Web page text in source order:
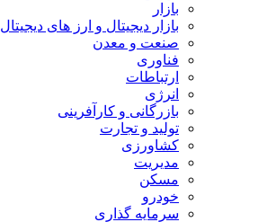
بازار
بازار دیجیتال و ارز های دیجیتال
صنعت و معدن
فناوری
ارتباطات
انرژی
بازرگانی و کارآفرینی
تولید و تجارت
کشاورزی
مدیریت
مسکن
خودرو
سرمایه گذاری